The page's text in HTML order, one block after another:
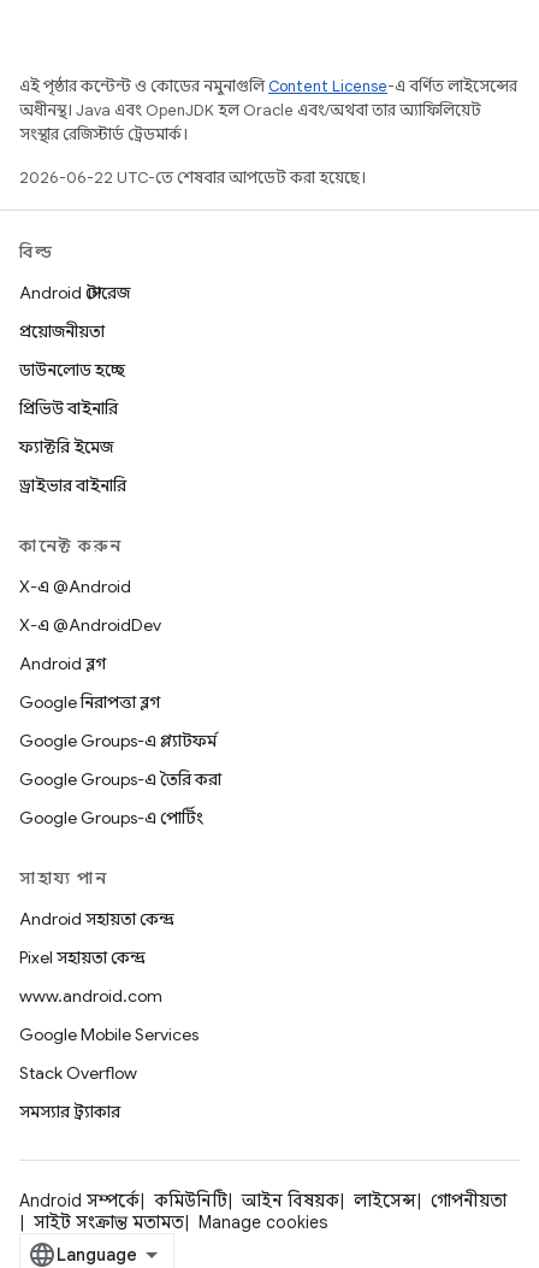
এই পৃষ্ঠার কন্টেন্ট ও কোডের নমুনাগুলিContent License-এ বর্ণিত লাইসেন্সের
অধীনস্থ। Java এবং OpenJDK হল Oracle এবং/অথবা তার অ্যাফিলিয়েট
সংস্থার রেজিস্টার্ড ট্রেডমার্ক।
2026-06-22 UTC-তে শেষবার আপডেট করা হয়েছে।
বিল্ড
Android স্টোরেজ
প্রয়োজনীয়তা
ডাউনলোড হচ্ছে
প্রিভিউ বাইনারি
ফ্যাক্টরি ইমেজ
ড্রাইভার বাইনারি
কানেক্ট করুন
X-এ @Android
X-এ @AndroidDev
Android ব্লগ
Google নিরাপত্তা ব্লগ
Google Groups-এ প্ল্যাটফর্ম
Google Groups-এ তৈরি করা
Google Groups-এ পোর্টিং
সাহায্য পান
Android সহায়তা কেন্দ্র
Pixel সহায়তা কেন্দ্র
www.android.com
Google Mobile Services
Stack Overflow
সমস্যার ট্র্যাকার
Android সম্পর্কে কমিউনিটি আইন বিষয়ক লাইসেন্স
গোপনীয়তা
সাইট সংক্রান্ত মতামত
Manage cookies